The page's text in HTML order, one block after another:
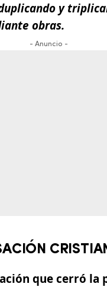
y
obras.
- Anuncio -
que cerró la